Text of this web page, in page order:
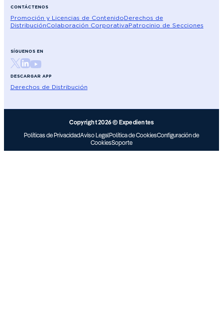
CONTÁCTENOS
Promoción y Licencias de ContenidoDerechos de
DistribuciónColaboración CorporativaPatrocinio de Secciones
SÍGUENOS EN
DESCARGAR APP
Derechos de Distribución
Copyright 2026 © Expedientes
Políticas de PrivacidadAviso LegalPolítica de CookiesConfiguración de
CookiesSoporte